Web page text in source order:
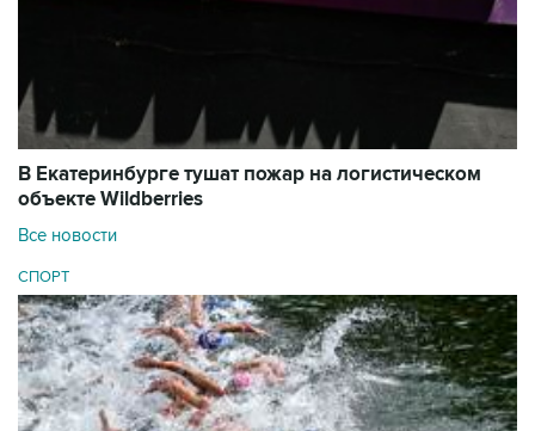
В Екатеринбурге тушат пожар на логистическом
объекте Wildberries
Все новости
СПОРТ